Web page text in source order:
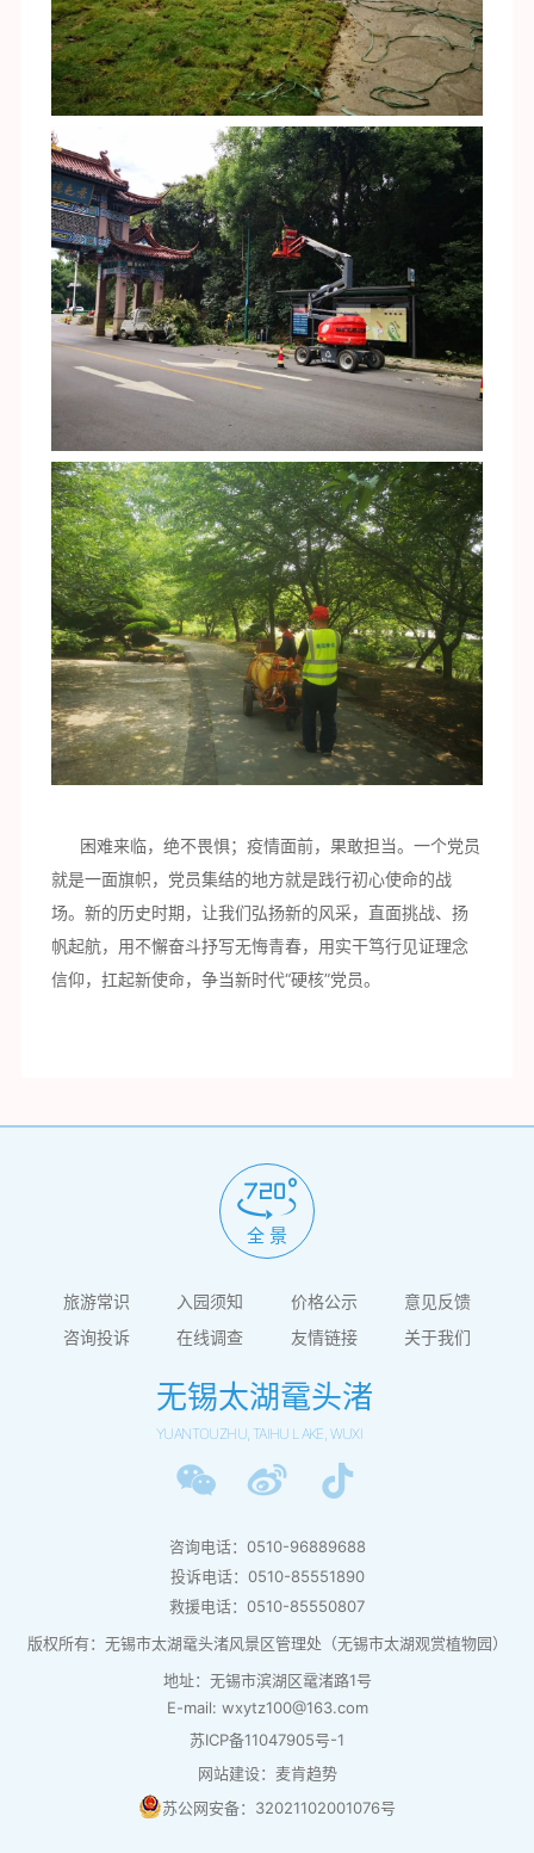
困难来临，绝不畏惧；疫情面前，果敢担当。一个党员
就是一面旗帜，党员集结的地方就是践行初心使命的战
场。新的历史时期，让我们弘扬新的风采，直面挑战、扬
帆起航，用不懈奋斗抒写无悔青春，用实干笃行见证理念
信仰，扛起新使命，争当新时代“硬核”党员。
全 景
旅游常识 入园须知 价格公示
意见反馈
咨询投诉
在线调查 友情链接 关于我们
无锡太湖鼋头渚
YUANTOUZHU, TAIHU LAKE, WUXI
咨询电话：0510-96889688
投诉电话：0510-85551890
救援电话：0510-85550807
版权所有：无锡市太湖鼋头渚风景区管理处（无锡市太湖观赏植物园）
地址：无锡市滨湖区鼋渚路1号
E-mail: wxytz100@163.com
苏ICP备11047905号-1
网站建设：麦肯趋势
苏公网安备：32021102001076号